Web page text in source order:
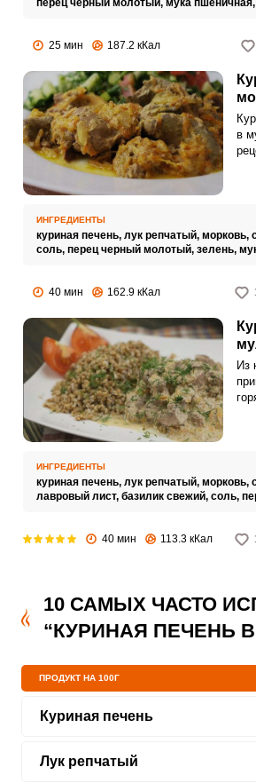
перец черный молотый, мука пшеничная,
25 мин 187.2 кКал
в
ИНГРЕДИЕНТЫ
куриная печень, лук репчатый, морковь,
соль, перец черный молотый, зелень,
40 мин 162.9 кКал
Из
ИНГРЕДИЕНТЫ
куриная печень, лук репчатый, морковь,
лавровый лист, базилик свежий, соль,
40 мин 113.3 кКал
10 САМЫХ ЧАСТО
“КУРИНАЯ ПЕЧЕНЬ
ПРОДУКТ НА 100Г
Куриная печень
Лук репчатый